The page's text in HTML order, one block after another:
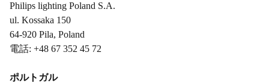
Philips lighting Poland S.A.
ul. Kossaka 150
64-920 Pila, Poland
電話: +48 67 352 45 72
ポルトガル